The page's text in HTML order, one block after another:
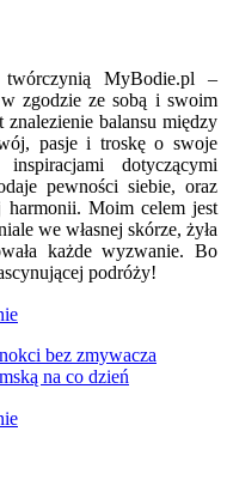
MyBodie.pl –
zgodzie ze sobą i swoim
znalezienie balansu między
pasje i troskę o swoje
dotyczącymi
pewności siebie, oraz
harmonii. Moim celem jest
we własnej skórze, żyła
każde wyzwanie. Bo
podróży!
bez zmywacza
na co dzień